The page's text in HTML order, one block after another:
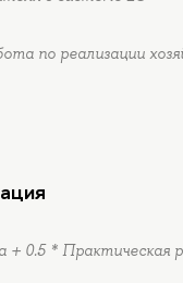
по реализации
+ 0.5 * Практическая